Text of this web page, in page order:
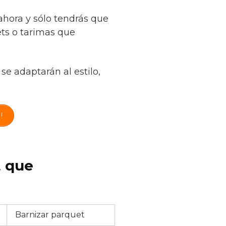
y sólo tendrás que
o tarimas que
adaptarán al estilo,
que
Barnizar parquet